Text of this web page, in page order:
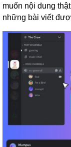
muốn nội dung
những bài viết